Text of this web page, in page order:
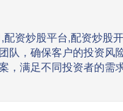
配资炒股平台,配资炒股
队，确保客户的投资
，满足不同投资者的需